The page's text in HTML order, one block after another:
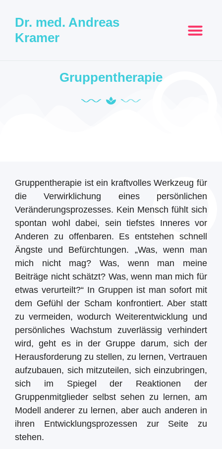
Dr. med. Andreas
Kramer
Gruppentherapie
Gruppentherapie ist ein kraftvolles Werkzeug für
die Verwirklichung eines persönlichen
Veränderungsprozesses. Kein Mensch fühlt sich
spontan wohl dabei, sein tiefstes Inneres vor
Anderen zu offenbaren. Es entstehen schnell
Ängste und Befürchtungen. „Was, wenn man
mich nicht mag? Was, wenn man meine
Beiträge nicht schätzt? Was, wenn man mich für
etwas verurteilt?“ In Gruppen ist man sofort mit
dem Gefühl der Scham konfrontiert. Aber statt
zu vermeiden, wodurch Weiterentwicklung und
persönliches Wachstum zuverlässig verhindert
wird, geht es in der Gruppe darum, sich der
Herausforderung zu stellen, zu lernen, Vertrauen
aufzubauen, sich mitzuteilen, sich einzubringen,
sich im Spiegel der Reaktionen der
Gruppenmitglieder selbst sehen zu lernen, am
Modell anderer zu lernen, aber auch anderen in
ihren Entwicklungsprozessen zur Seite zu
stehen.